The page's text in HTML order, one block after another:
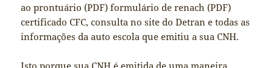
ao prontuário (PDF) formulário de renach (PDF)
certificado CFC, consulta no site do Detran e todas as
informações da auto escola que emitiu a sua CNH.